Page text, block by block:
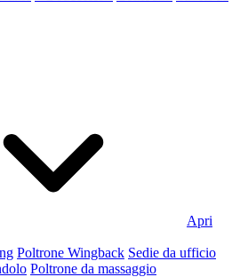
Apri
Poltrone Wingback Sedie da ufficio
Poltrone da massaggio